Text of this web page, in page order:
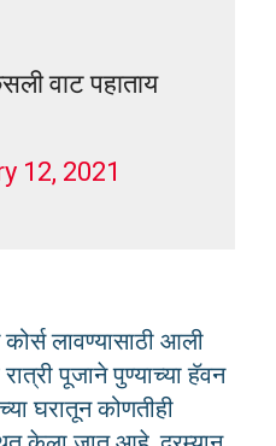
वाट पहाताय
12, 2021
कोर्स लावण्यासाठी आली
रात्री पूजाने पुण्याच्या हॅवन
घरातून कोणतीही